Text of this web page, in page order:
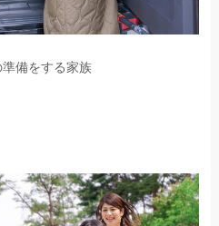
準備をする家族